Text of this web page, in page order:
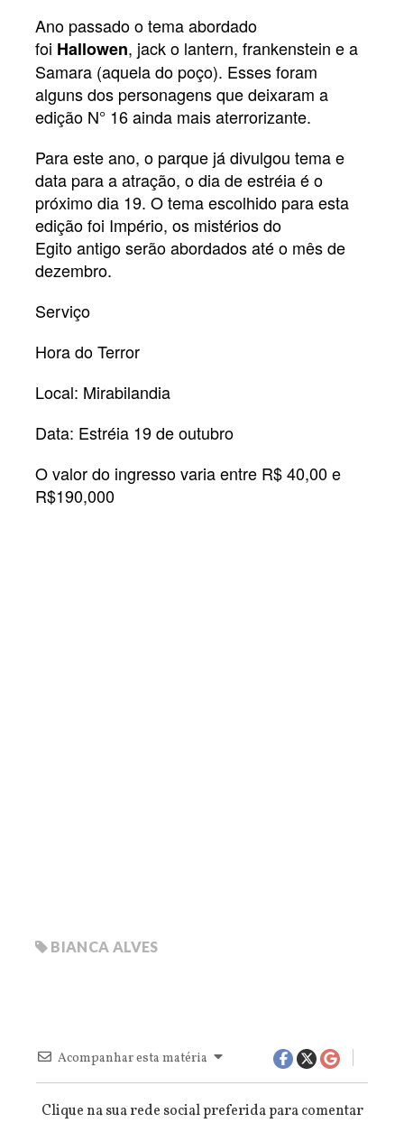
Ano passado o tema abordado
foi Hallowen, jack o lantern, frankenstein e a
Samara (aquela do poço). Esses foram
alguns dos personagens que deixaram a
edição N° 16 ainda mais aterrorizante.
Para este ano, o parque já divulgou tema e
data para a atração, o dia de estréia é o
próximo dia 19. O tema escolhido para esta
edição foi Império, os mistérios do
Egito antigo serão abordados até o mês de
dezembro.
Serviço
Hora do Terror
Local: Mirabilandia
Data: Estréia 19 de outubro
O valor do ingresso varia entre R$ 40,00 e
R$190,000
BIANCA ALVES
Acompanhar esta matéria
Clique na sua rede social preferida para comentar